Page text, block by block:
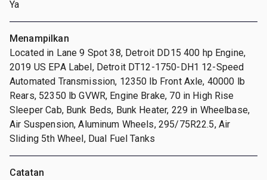
Ya
Menampilkan
Located in Lane 9 Spot 38, Detroit DD15 400 hp Engine,
2019 US EPA Label, Detroit DT12-1750-DH1 12-Speed
Automated Transmission, 12350 lb Front Axle, 40000 lb
Rears, 52350 lb GVWR, Engine Brake, 70 in High Rise
Sleeper Cab, Bunk Beds, Bunk Heater, 229 in Wheelbase,
Air Suspension, Aluminum Wheels, 295/75R22.5, Air
Sliding 5th Wheel, Dual Fuel Tanks
Catatan